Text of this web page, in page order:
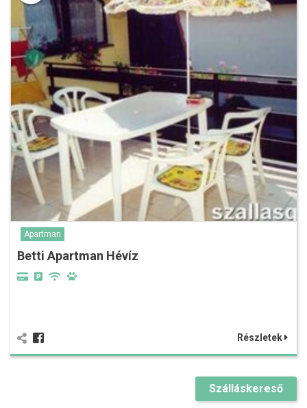
Apartman
Betti Apartman Hévíz
Részletek
Szálláskereső